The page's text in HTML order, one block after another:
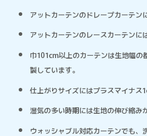
アットカーテンのドレープカーテン
アットカーテンのレースカーテンに
巾101cm以上のカーテンは生地幅の
製しています。
仕上がりサイズにはプラスマイナス
湿気の多い時期には生地の伸び縮み
ウォッシャブル対応カーテンでも、